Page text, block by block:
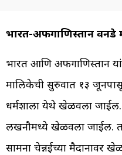
भारत-अफगाणिस्तान वनडे
भारत आणि अफगाणिस्तान
मालिकेची सुरुवात १३
धर्मशाला येथे खेळवला
लखनौमध्ये खेळवला जाईल.
सामना चेन्नईच्या मैदानावर